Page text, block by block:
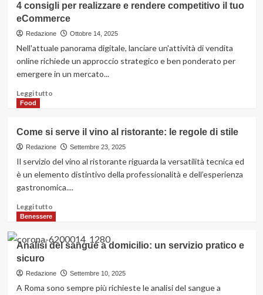
Piante
geneticamente
modificate:
tra
miti,
opportunità
e
4 consigli per realizzare e rendere competitivo il tuo
eCommerce
Redazione Ottobre 14, 2025
Nell'attuale panorama digitale, lanciare un'attività di vendita
online richiede un approccio strategico e ben ponderato per
emergere in un mercato...
Leggi tuttoLeggi
4
consigli
per
realizzare
rendere
il
eCommerce
Food
Come si serve il vino al ristorante: le regole di stile
Redazione Settembre 23, 2025
Il servizio del vino al ristorante riguarda la versatilità tecnica ed
è un elemento distintivo della professionalità e dell’esperienza
gastronomica....
Leggi tuttoLeggi
di
su
Come
serve
Benessere
Analisi del sangue a domicilio: un servizio pratico e
sicuro
Redazione Settembre 10, 2025
A Roma sono sempre più richieste le analisi del sangue a